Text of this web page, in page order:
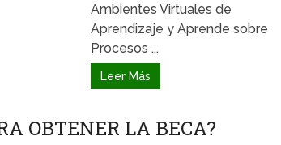
Ambientes Virtuales de
Aprendizaje y Aprende sobre
Procesos ...
Leer Más
OBTENER LA BECA?